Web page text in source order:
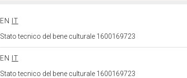
EN
IT
Stato tecnico del bene culturale 1600169723
EN
IT
Stato tecnico del bene culturale 1600169723